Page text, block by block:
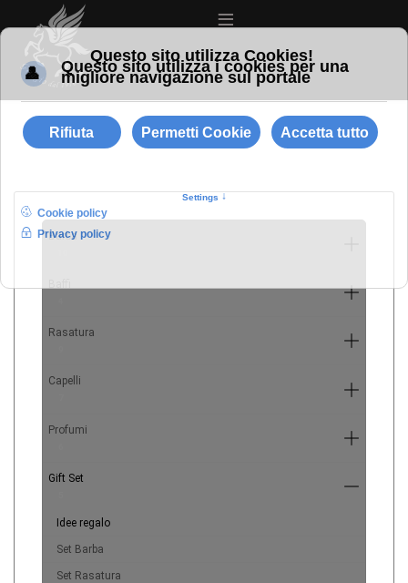
≡
Barba
Rasatura
Capelli
Profumi
Gift Set
Idee regalo
Set Barba
Set Rasatura